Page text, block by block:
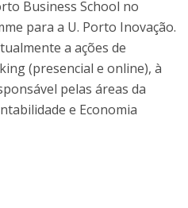
Business School no
para a U. Porto Inovação.
a ações de
(presencial e online), à
pelas áreas da
e Economia